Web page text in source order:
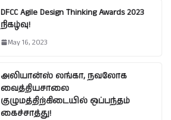
DFCC Agile Design Thinking Awards 2023
நிகழ்வு!
May 16, 2023
அலியான்ஸ் லங்கா, நவலோக
வைத்தியசாலை
குழுமத்திற்கிடையில் ஒப்பந்தம்
கைச்சாத்து!